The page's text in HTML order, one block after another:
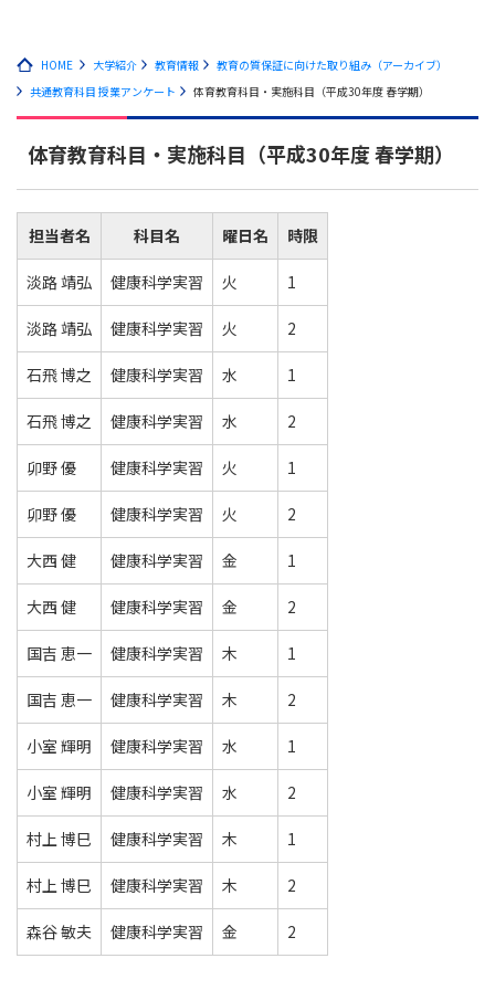
HOME 大学紹介 教育情報
教育の質保証に向けた取り組み（アーカイブ）
共通教育科目 授業アンケート
体育教育科目・実施科目（平成30年度 春学期）
体育教育科目・実施科目（平成30年度 春学期）
担当者名 科目名 曜日名 時限
淡路 靖弘 健康科学実習 火 1
淡路 靖弘 健康科学実習 火 2
石飛 博之 健康科学実習 水 1
石飛 博之 健康科学実習 水 2
卯野 優 健康科学実習 火 1
卯野 優 健康科学実習 火 2
大西 健 健康科学実習 金 1
大西 健 健康科学実習 金 2
国吉 恵一 健康科学実習 木 1
国吉 恵一 健康科学実習 木 2
小室 輝明 健康科学実習 水 1
小室 輝明 健康科学実習 水 2
村上 博巳 健康科学実習 木 1
村上 博巳 健康科学実習 木 2
森谷 敏夫 健康科学実習 金 2